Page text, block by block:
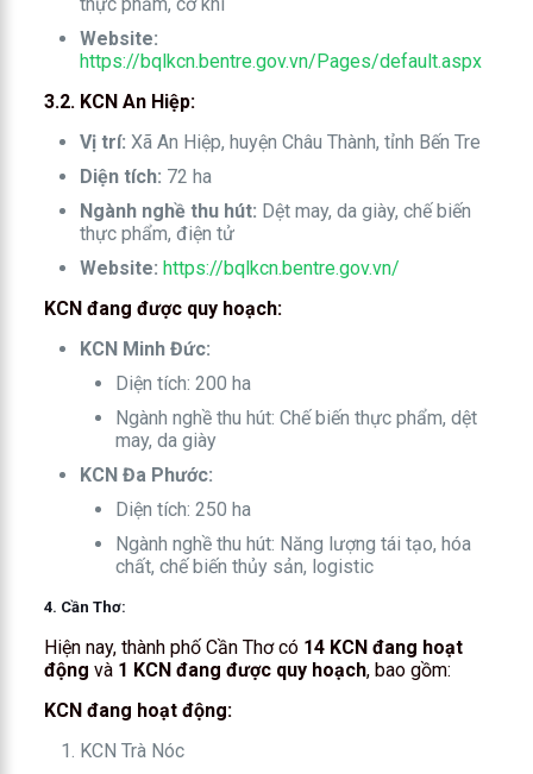
Website:
https://bqlkcn.bentre.gov.vn/Pages/default.aspx
3.2. KCN An Hiệp:
Vị trí: Xã An Hiệp, huyện Châu Thành, tỉnh Bến Tre
Diện tích: 72 ha
Ngành nghề thu hút: Dệt may, da giày, chế biến
thực phẩm, điện tử
Website: https://bqlkcn.bentre.gov.vn/
KCN đang được quy hoạch:
KCN Minh Đức:
Diện tích: 200 ha
Ngành nghề thu hút: Chế biến thực phẩm, dệt
may, da giày
KCN Đa Phước:
Diện tích: 250 ha
Ngành nghề thu hút: Năng lượng tái tạo, hóa
chất, chế biến thủy sản, logistic
4. Cần Thơ:
Hiện nay, thành phố Cần Thơ có 14 KCN đang hoạt
động và 1 KCN đang được quy hoạch, bao gồm:
KCN đang hoạt động:
KCN Trà Nóc